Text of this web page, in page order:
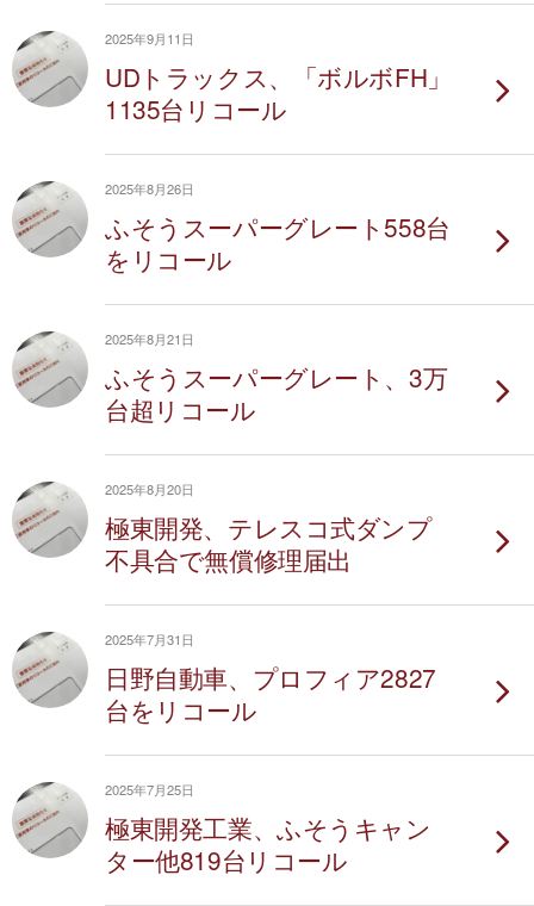
2025年9月11日
UDトラックス、「ボルボFH」
1135台リコール
2025年8月26日
ふそうスーパーグレート558台
をリコール
2025年8月21日
ふそうスーパーグレート、3万
台超リコール
2025年8月20日
極東開発、テレスコ式ダンプ
不具合で無償修理届出
2025年7月31日
日野自動車、プロフィア2827
台をリコール
2025年7月25日
極東開発工業、ふそうキャン
ター他819台リコール